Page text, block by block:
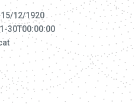
12/1920
30T00:00:00